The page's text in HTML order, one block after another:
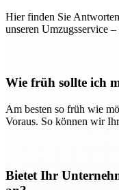
Hier finden Sie
unseren Umzugsservice
Wie früh sollte ich
Am besten so früh wie
Voraus. So können wir
Bietet Ihr